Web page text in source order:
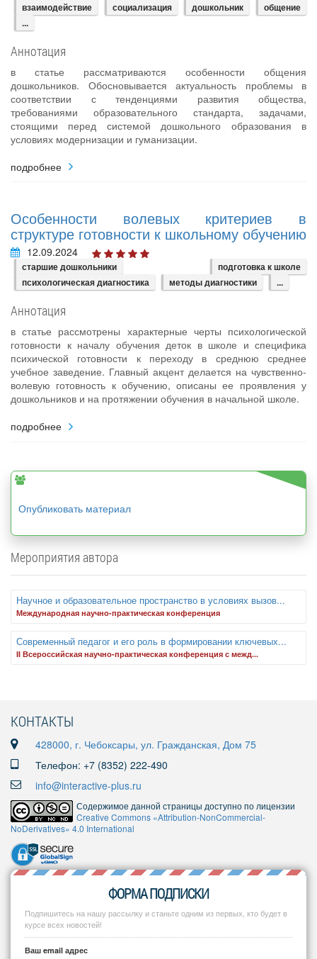
взаимодействие социализация дошкольник
общение
...
Аннотация
в статье рассматриваются особенности общения
дошкольников. Обосновывается актуальность проблемы в
соответствии с тенденциями развития общества,
требованиями образовательного стандарта, задачами,
стоящими перед системой дошкольного образования в
условиях модернизации и гуманизации.
подробнее
Особенности волевых критериев в
структуре готовности к школьному обучению
12.09.2024
старшие дошкольники
подготовка к школе
психологическая диагностика
методы диагностики ...
Аннотация
в статье рассмотрены характерные черты психологической
готовности к началу обучения деток в школе и специфика
психической готовности к переходу в среднюю среднее
учебное заведение. Главный акцент делается на чувственно-
волевую готовность к обучению, описаны ее проявления у
дошкольников и на протяжении обучения в начальной школе.
подробнее
Опубликовать материал
Мероприятия автора
Научное и образовательное пространство в условиях вызов...
Международная научно-практическая конференция
Современный педагог и его роль в формировании ключевых...
II Всероссийская научно-практическая конференция с межд...
КОНТАКТЫ
428000, г. Чебоксары, ул. Гражданская, Дом 75
Телефон: +7 (8352) 222-490
info@interactive-plus.ru
Содержимое данной страницы доступно по лицензии
Creative Commons «Attribution-NonCommercial-
NoDerivatives» 4.0 International
ФОРМА ПОДПИСКИ
Подпишитесь на нашу рассылку и станьте одним из первых, кто будет в
курсе всех новостей!
Ваш email адрес